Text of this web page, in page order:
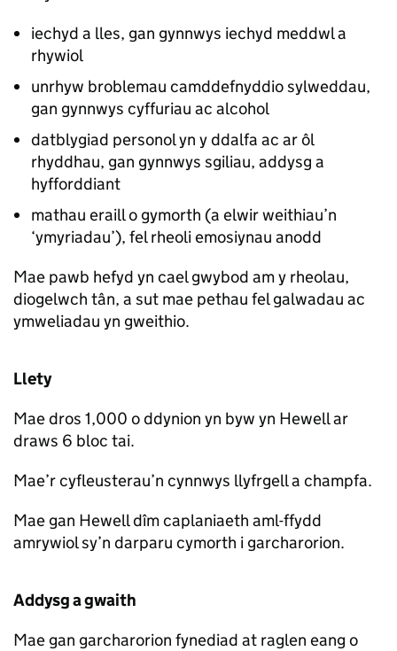
iechyd a lles, gan gynnwys iechyd meddwl a
rhywiol
unrhyw broblemau camddefnyddio sylweddau,
gan gynnwys cyffuriau ac alcohol
datblygiad personol yn y ddalfa ac ar ôl
rhyddhau, gan gynnwys sgiliau, addysg a
hyfforddiant
mathau eraill o gymorth (a elwir weithiau’n
‘ymyriadau’), fel rheoli emosiynau anodd
Mae pawb hefyd yn cael gwybod am y rheolau,
diogelwch tân, a sut mae pethau fel galwadau ac
ymweliadau yn gweithio.
Llety
Mae dros 1,000 o ddynion yn byw yn Hewell ar
draws 6 bloc tai.
Mae’r cyfleusterau’n cynnwys llyfrgell a champfa.
Mae gan Hewell dîm caplaniaeth aml-ffydd
amrywiol sy’n darparu cymorth i garcharorion.
Addysg a gwaith
Mae gan garcharorion fynediad at raglen eang o